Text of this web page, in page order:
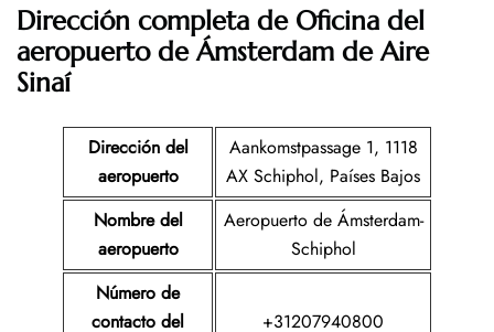
Dirección completa de Oficina del
aeropuerto deÁmsterdam de Aire
Sinaí
Dirección del
aeropuerto
Aankomstpassage 1, 1118
AX Schiphol, Países Bajos
Nombre del
aeropuerto
Aeropuerto de Ámsterdam-
Schiphol
Número de
contacto del
+31207940800